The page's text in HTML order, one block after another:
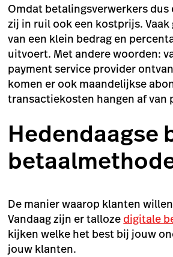
Omdat betalingsverwerkers
zij in ruil ook een kostprijs.
van een klein bedrag en
uitvoert. Met andere woorden:
payment service provider
komen er ook maandelijkse
transactiekosten hangen af van
Hedendaagse
De manier waarop klanten
Vandaag zijn er talloze digitale
kijken welke het best bij jouw
jouw klanten.